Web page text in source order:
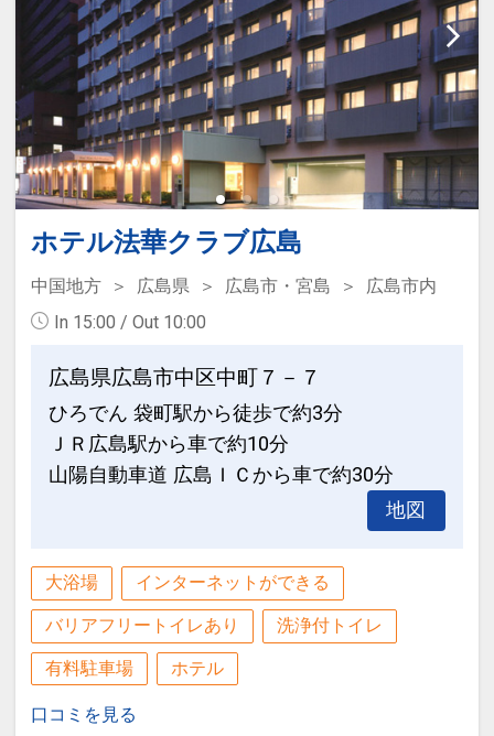
ワーヘッドを採用！
●全室消臭除菌スプレー完備
●ランドリーコーナー完備
長期のご滞在にもうれしいランドリーコ
ーナーを完備！
洗濯機、乾燥機のご利用無料！ (洗剤の
み有料で販売)
広島市の中心部にあり、ビジネスや観光
の拠点に最適！
徒歩1分圏内にローソン・セブンイレブ
ンあり
パルコ、デパート(三越・福屋)、東急ハ
ンズ、スーパー、ドン・キホーテ、本通
カフェなどが多数ある袋町も徒歩5分圏
内です！
設定期間：2024年1月8日～2027年1月
31日
インターネットコース番号：DP-2-
テイクアウト用カップもご用意いたして
おります♪
●こだわりの寝具
オリジナルベッド「NAGOMI」＆オリジ
ナルピローで皆さまの快眠をサポート！
日本ベッド社との共同開発により誕生し
リチャージ♪
●全館Wi-Fi利用可能(無料)
完備！
さらに携帯充電器(多機種対応)も全室完
備しております。
●3モードシャワーヘッド(シングルBを除
やかに迎えていただくため、
3モード対応のマッサージ機能付きシャ
ワーヘッドを採用！
ホテル法華クラブ広島
中国地方 広島県 広島市・宮島
広島市内
In 15:00 / Out 10:00
広島県広島市中区中町７－７
ひろでん 袋町駅から徒歩で約3分
ＪＲ広島駅から車で約10分
山陽自動車道 広島ＩＣから車で約30分
地図
大浴場 インターネットができる
バリアフリートイレあり 洗浄付トイレ
有料駐車場 ホテル
口コミを見る